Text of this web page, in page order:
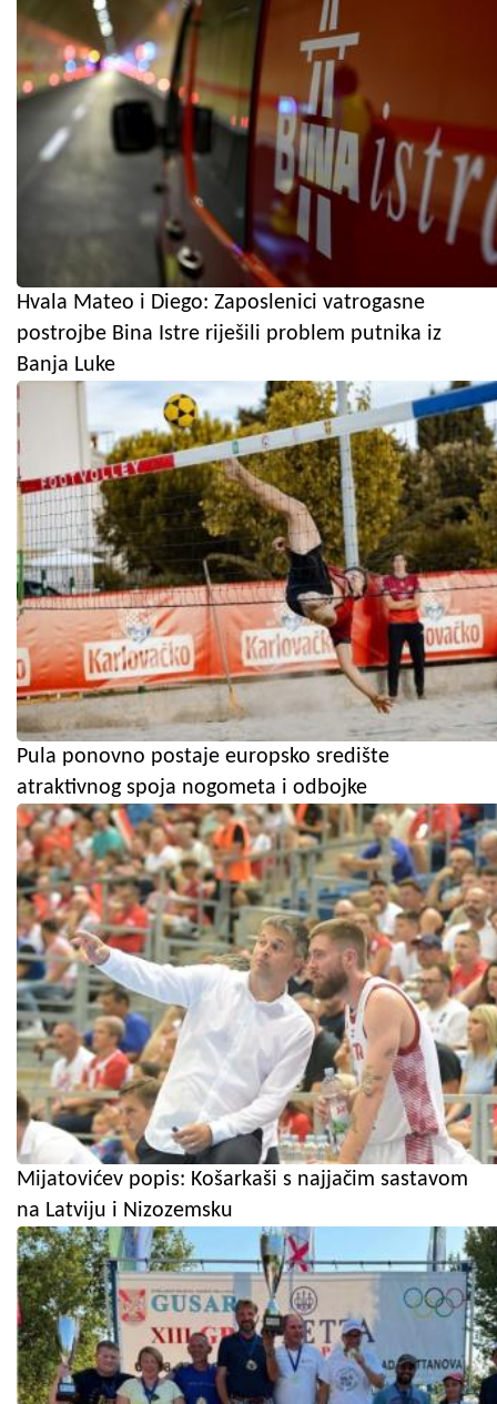
Hvala Mateo i Diego: Zaposlenici vatrogasne
postrojbe Bina Istre riješili problem putnika iz
Banja Luke
Pula ponovno postaje europsko središte
atraktivnog spoja nogometa i odbojke
Mijatovićev popis: Košarkaši s najjačim sastavom
na Latviju i Nizozemsku